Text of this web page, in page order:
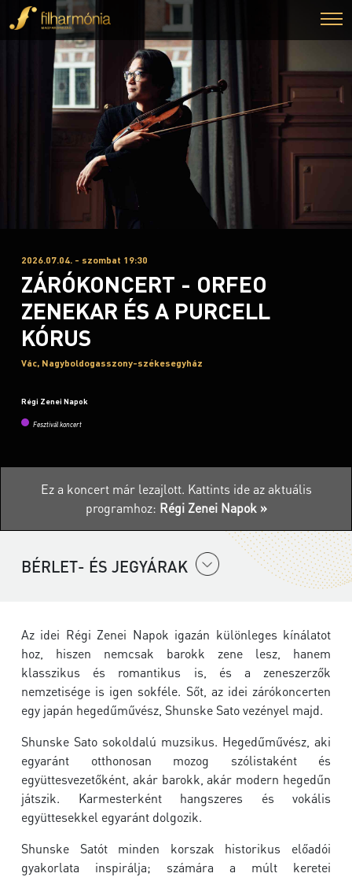
2026.07.04. - szombat 19:30
ZÁRÓKONCERT - ORFEO
ZENEKAR ÉS A PURCELL
KÓRUS
Vác, Nagyboldogasszony-székesegyház
Régi Zenei Napok
Fesztivál koncert
Ez a koncert már lezajlott. Kattints ide az aktuális
programhoz: Régi Zenei Napok »
BÉRLET- ÉS JEGYÁRAK
Az idei Régi Zenei Napok igazán különleges kínálatot
hoz, hiszen nemcsak barokk zene lesz, hanem
klasszikus és romantikus is, és a zeneszerzők
nemzetisége is igen sokféle. Sőt, az idei zárókoncerten
egy japán hegedűművész, Shunske Sato vezényel majd.
Shunske Sato sokoldalú muzsikus. Hegedűművész, aki
egyaránt otthonosan mozog szólistaként és
együttesvezetőként, akár barokk, akár modern hegedűn
játszik. Karmesterként hangszeres és vokális
együttesekkel egyaránt dolgozik.
Shunske Satót minden korszak historikus előadói
gyakorlata inspirálja; számára a múlt keretei